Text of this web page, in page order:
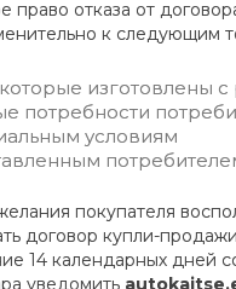
право отказа от
к следующим
изготовлены с
потребности
условиям
покупателя
договор купли-
14 календарных дней
уведомить